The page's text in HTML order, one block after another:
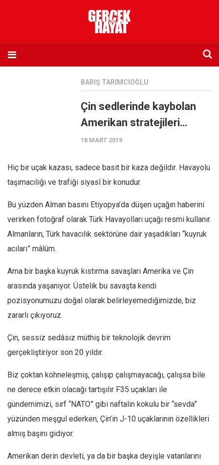
Abone olmak istiyorum
Twitter
Facebook
Editörden
Yazarlar
Yvonne Ridley
Barış Tarımcıoğlu
Ömer Kayani
Yusuf Armağan
Hasanali Yıldırım
Leyla Şerif Emin
Selçuk Türkyılmaz
Mehmet Ali Tekin
BARIŞ TARIMCIOĞLU
Çin sedlerinde kaybolan
Amerikan stratejileri…
18 MART 2019
Hiç bir uçak kazası, sadece basit bir kaza değildir. Havayolu
taşımacılığı ve trafiği siyasî bir konudur.
Bu yüzden Alman basını Etiyopya’da düşen uçağın haberini
verirken fotoğraf olarak Türk Havayolları uçağı resmi kullanır.
Almanların, Türk havacılık sektörüne dair yaşadıkları “kuyruk
acıları” mâlûm.
Ama bir başka kuyruk kıstırma savaşları Amerika ve Çin
arasında yaşanıyor. Üstelik bu savaşta kendi
pozisyonumuzu doğal olarak belirleyemediğimizde, biz
zararlı çıkıyoruz.
Çin, sessiz sedâsız müthiş bir teknolojik devrim
gerçekliştiriyor son 20 yıldır.
Biz çoktan köhneleşmiş, çalışıp çalışmayacağı, çalışsa bile
ne derece etkin olacağı tartışılır F35 uçakları ile
gündemimizi, sırf “NATO” gibi naftalin kokulu bir “sevda”
yüzünden meşgul ederken, Çin’in J-10 uçaklarının özellikleri
almış başını gidiyor.
Amerikan derin devleti, ya da bir başka deyişle vatanlarını